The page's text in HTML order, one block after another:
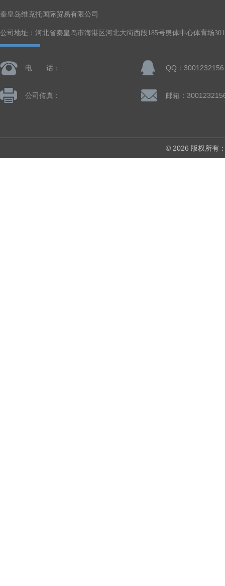
秦皇岛维克托国际贸易有限公司
公司地址：河北省秦皇岛市海港区河北大街西段185号奥体中心体育场
电 话： QQ：3001232156
公司传真： 邮箱：
© 2026 版权所有